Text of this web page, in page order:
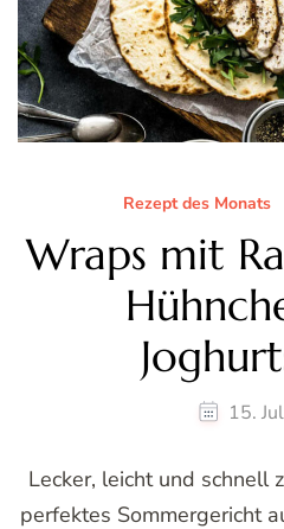
Rezept des Monats
Wraps mit
15.
Lecker, leicht und schnell
perfektes Sommergericht